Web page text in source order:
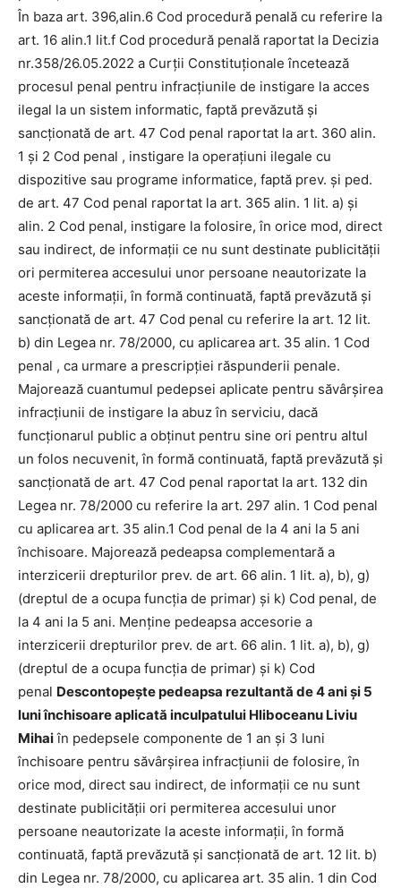
În baza art. 396,alin.6 Cod procedură penală cu referire la
art. 16 alin.1 lit.f Cod procedură penală raportat la Decizia
nr.358/26.05.2022 a Curţii Constituţionale încetează
procesul penal pentru infracţiunile de instigare la acces
ilegal la un sistem informatic, faptă prevăzută şi
sancţionată de art. 47 Cod penal raportat la art. 360 alin.
1 şi 2 Cod penal , instigare la operaţiuni ilegale cu
dispozitive sau programe informatice, faptă prev. şi ped.
de art. 47 Cod penal raportat la art. 365 alin. 1 lit. a) şi
alin. 2 Cod penal, instigare la folosire, în orice mod, direct
sau indirect, de informaţii ce nu sunt destinate publicităţii
ori permiterea accesului unor persoane neautorizate la
aceste informaţii, în formă continuată, faptă prevăzută şi
sancţionată de art. 47 Cod penal cu referire la art. 12 lit.
b) din Legea nr. 78/2000, cu aplicarea art. 35 alin. 1 Cod
penal , ca urmare a prescripţiei răspunderii penale.
Majorează cuantumul pedepsei aplicate pentru săvârşirea
infracţiunii de instigare la abuz în serviciu, dacă
funcţionarul public a obţinut pentru sine ori pentru altul
un folos necuvenit, în formă continuată, faptă prevăzută şi
sancţionată de art. 47 Cod penal raportat la art. 132 din
Legea nr. 78/2000 cu referire la art. 297 alin. 1 Cod penal
cu aplicarea art. 35 alin.1 Cod penal de la 4 ani la 5 ani
închisoare. Majorează pedeapsa complementară a
interzicerii drepturilor prev. de art. 66 alin. 1 lit. a), b), g)
(dreptul de a ocupa funcţia de primar) şi k) Cod penal, de
la 4 ani la 5 ani. Menţine pedeapsa accesorie a
interzicerii drepturilor prev. de art. 66 alin. 1 lit. a), b), g)
(dreptul de a ocupa funcţia de primar) şi k) Cod
penal Descontopeşte pedeapsa rezultantă de 4 ani şi 5
luni închisoare aplicată inculpatului Hliboceanu Liviu
Mihaiîn pedepsele componente de 1 an şi 3 luni
închisoare pentru săvârşirea infracţiunii de folosire, în
orice mod, direct sau indirect, de informaţii ce nu sunt
destinate publicităţii ori permiterea accesului unor
persoane neautorizate la aceste informaţii, în formă
continuată, faptă prevăzută şi sancţionată de art. 12 lit. b)
din Legea nr. 78/2000, cu aplicarea art. 35 alin. 1 din Cod